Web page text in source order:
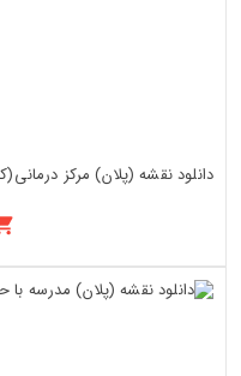
دانلود نقشه (پلان) مرکز